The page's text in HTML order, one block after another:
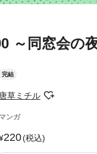
～同窓会の
完結
唐草ミチル
マンガ
220(税込)